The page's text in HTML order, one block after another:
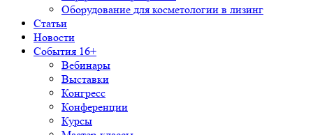
Оборудование для косметологии в лизинг
Статьи
Новости
События 16+
Вебинары
Выставки
Конгресс
Конференции
Курсы